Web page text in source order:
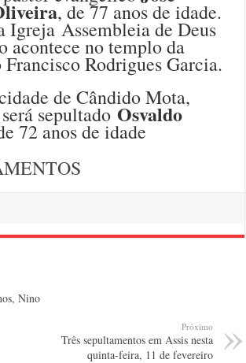
, de 77 anos de idade.
Igreja Assembleia de Deus
acontece no templo da
Rodrigues Garcia.
de Cândido Mota,
sepultadoOsvaldo
72 anos de idade
Nino
Próximo
Três sepultamentos em Assis nesta
quinta-feira, 11 de fevereiro